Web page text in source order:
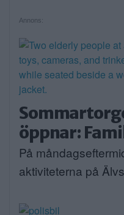
Annons:
öppnar:
På
aktiviteterna på